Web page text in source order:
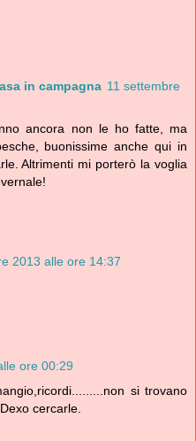
in campagna 11 settembre
ancora non le ho fatte, ma
buonissime anche qui in
Altrimenti mi porterò la voglia
2013 alle ore 14:37
ore 00:29
si trovano
cercarle.